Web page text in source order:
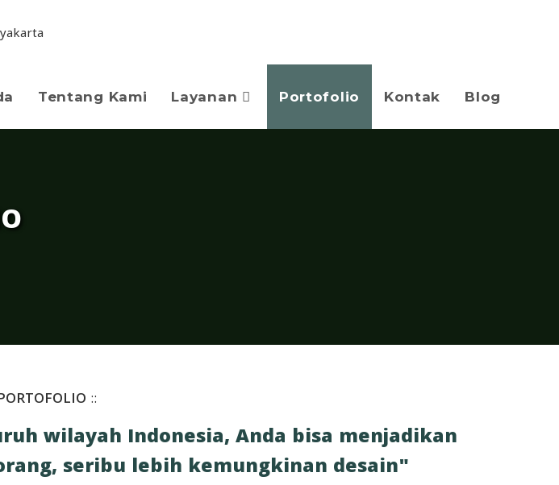
Tentang Kami Layanan Portofolio Kontak Blog
::
wilayah Indonesia, Anda bisa menjadikan
seribu lebih kemungkinan desain"